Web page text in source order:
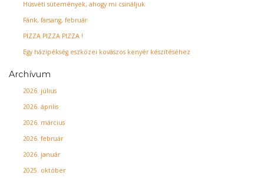
Húsvéti sütemények, ahogy mi csináljuk
Fánk, farsang, február
PIZZA PIZZA PIZZA !
Egy házipékség eszközei kovászos kenyér készítéséhez
Archívum
2026. július
2026. április
2026. március
2026. február
2026. január
2025. október